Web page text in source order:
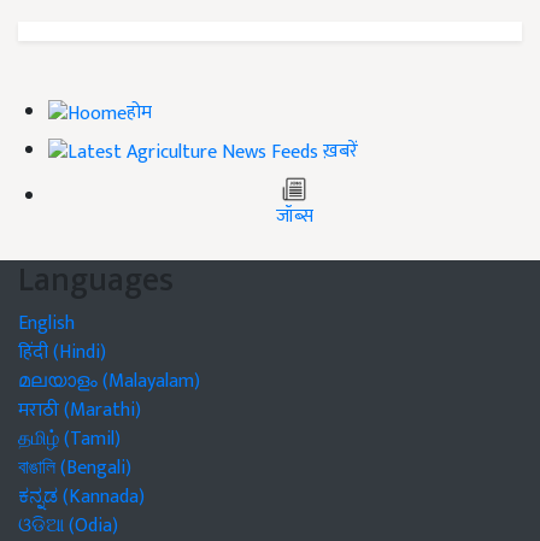
होम
ख़बरें
जॉब्स
Languages
English
हिंदी (Hindi)
മലയാളം (Malayalam)
मराठी (Marathi)
தமிழ் (Tamil)
বাঙালি (Bengali)
ಕನ್ನಡ (Kannada)
ଓଡିଆ (Odia)